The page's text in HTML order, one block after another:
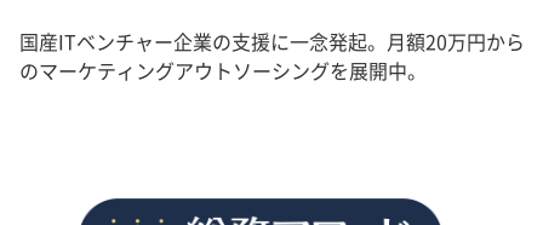
国産ITベンチャー企業の支援に一念発起。月額20万円から
のマーケティングアウトソーシングを展開中。